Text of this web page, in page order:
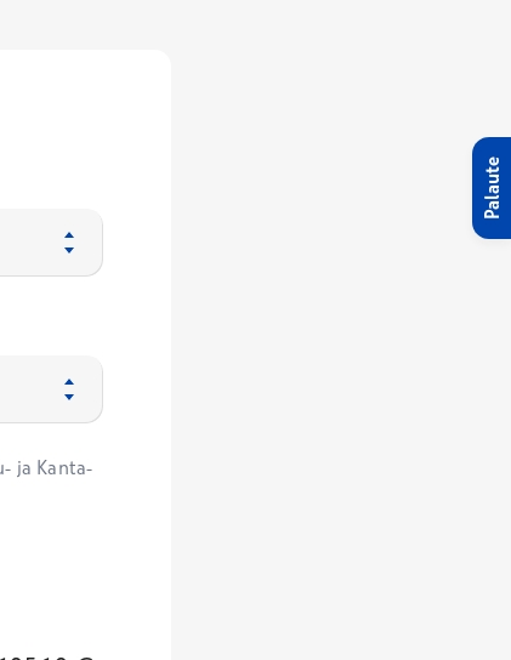
ja Kanta-
Palaute